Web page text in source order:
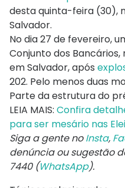
desta quinta-feira (30),
Salvador.
No dia 27 de fevereiro,
Conjunto dos Bancários,
emSalvador, após
202. Pelo menos duas
Parte da estrutura do
LEIA MAIS: Confira
para ser mesário nas
Siga a gente noInsta,
denúncia ou sugestão
7440 (WhatsApp).